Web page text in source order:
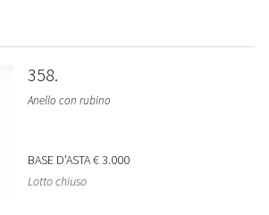
358
Anello con rubino
BASE D'ASTA€ 3.000
Lotto chiuso